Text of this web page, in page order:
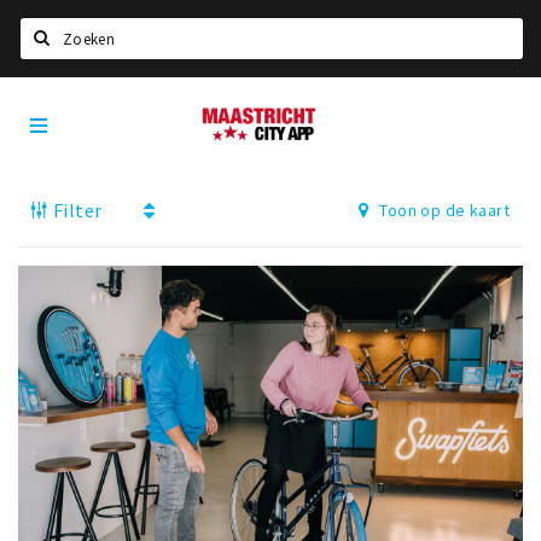
Home
Deals
Nieuws, interviews & blogs
Eten
Drinken
Slapen
Recreatief
Winkels
Maastricht
City
Filter Toon op de kaart